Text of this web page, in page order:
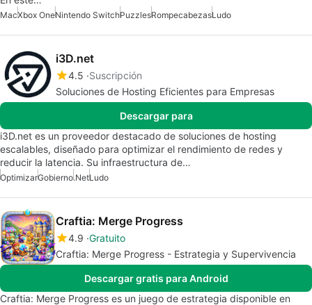
MacXbox OneNintendo SwitchPuzzlesRompecabezasLudo
i3D.net
4.5 Suscripción
Soluciones de Hosting Eficientes para Empresas
Descargar para
i3D.net es un proveedor destacado de soluciones de hosting
escalables, diseñado para optimizar el rendimiento de redes y
reducir la latencia. Su infraestructura de…
OptimizarGobierno.netLudo
Craftia: Merge Progress
4.9 Gratuito
Craftia: Merge Progress - Estrategia y Supervivencia
Descargar gratis para Android
Craftia: Merge Progress es un juego de estrategia disponible en